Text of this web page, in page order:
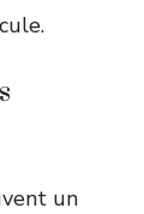
un